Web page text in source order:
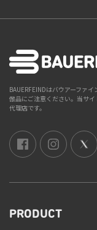
BAUERFEINDはバウアーファ
倣品にご注意ください。当サイ
代理店です。
PRODUCT